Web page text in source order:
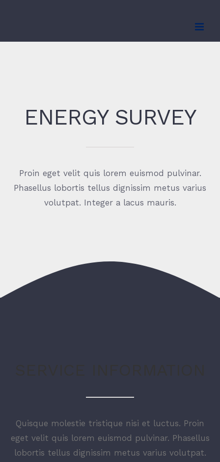
ENERGY SURVEY
Proin eget velit quis lorem euismod pulvinar.
Phasellus lobortis tellus dignissim metus varius
volutpat. Integer a lacus mauris.
Quisque molestie tristique nisi et luctus. Proin
eget velit quis lorem euismod pulvinar. Phasellus
lobortis tellus dignissim metus varius volutpat.